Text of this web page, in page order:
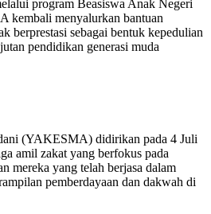
program Beasiswa Anak Negeri
menyalurkan bantuan
berprestasi sebagai bentuk kepedulian
pendidikan generasi muda
(YAKESMA) didirikan pada 4 Juli
amil zakat yang berfokus pada
mereka yang telah berjasa dalam
pemberdayaan dan dakwah di